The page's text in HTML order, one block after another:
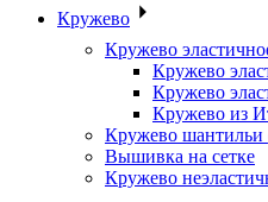
Кружево
Кружево
Кружево
Кружево
Кружево из
Кружево шантильи
Вышивка на сетке
Кружево